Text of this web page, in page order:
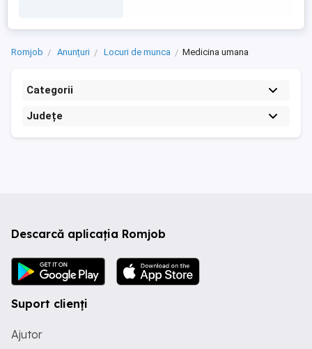
Romjob Anunțuri Locuri de munca Medicina umana
Categorii
Județe
Descarcă aplicația Romjob
Suport clienți
Ajutor